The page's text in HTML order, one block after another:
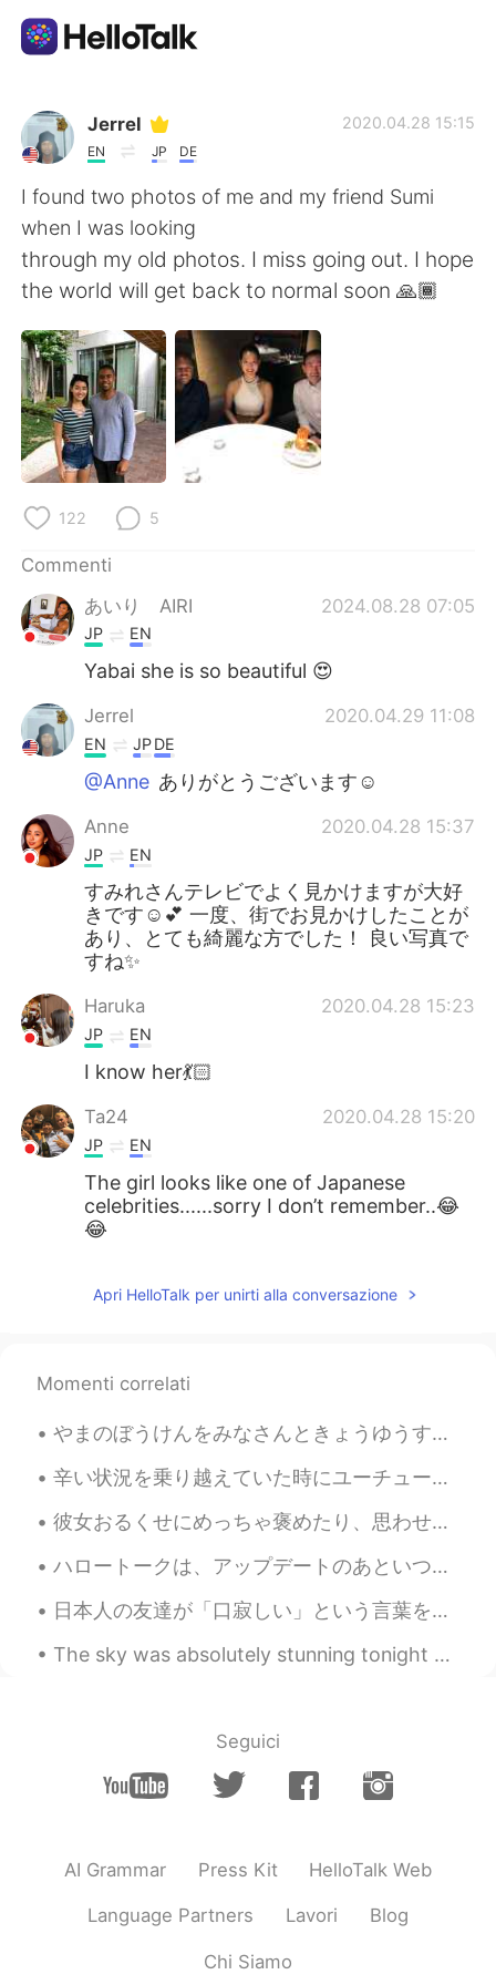
App di scambio linguistico
AI Grammar Checker
Italiano
English 简体中文
繁體中文 Español
العربية Français
한국어
ไทย
Türkçe Tiếng Việt
Português
Jerrel
EN JP DE
2020.04.28 15:15
I found two photos of me and my friend Sumi
when I was looking
through my old photos. I miss going out. I hope
the world will get back to normal soon 🙏🏾
122 5
Commenti
あいり AIRI
2024.08.28 07:05
JP EN
Yabai she is so beautiful 😍
Jerrel 2020.04.29 11:08
EN JPDE
@Anne ありがとうございます☺️
Anne 2020.04.28 15:37
JP EN
すみれさんテレビでよく見かけますが大好
きです☺️💕 一度、街でお見かけしたことが
あり、とても綺麗な方でした！ 良い写真で
すね✨
Haruka 2020.04.28 15:23
JP EN
I know her💃🏻
Ta24 2020.04.28 15:20
JP EN
The girl looks like one of Japanese
celebrities......sorry I don’t remember..😂
😂
Apri HelloTalk per unirti alla conversazione
Momenti correlati
やまのぼうけんをみなさんときょうゆうするのがすきです。- I like sharing my mountain adventures with you. This is a place cal...
辛い状況を乗り越えていた時にユーチューブ動画を観て、彼女の言葉おかげで、気が楽になりました。 もうその動画が見つからないけど、彼女が言ったことをみなさんとシェアしたいです。 私は彼女が言ったこと...
彼女おるくせにめっちゃ褒めたり、思わせぶりなこと言ってくれる常識ない奴が結構くるわけ。外国人やから許してくれるんやろなって思いながらくだらねー行動するけど、マジで調子乗りすぎやと思う。うちも同じ...
ハロートークは、アップデートのあといつもクラッシュされてる。😖😖😖 この「visitor」のリストが全然必要じゃない！👀言語の習うことにそれは無駄だと思います。クラッシュしなくて信頼性のアプリの...
日本人の友達が「口寂しい」という言葉を教えてくれました！🤔👀 It means: "口が寂しいので、お腹が空いていないのに食べているということです。" それはおかしいです 😂😂🤣🤣 これを...
The sky was absolutely stunning tonight 😎 The weather has been warm lately 😏 I will enjoy it whil...
Seguici
AI Grammar Press Kit HelloTalk Web
Language Partners Lavori Blog
Chi Siamo